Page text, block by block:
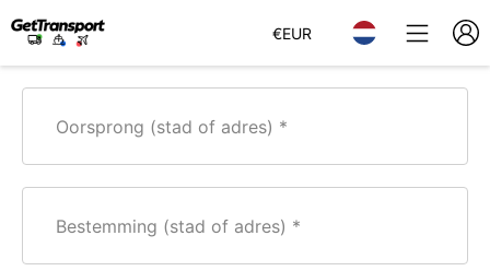
€EUR
Oorsprong (stad of adres)
Bestemming (stad of adres)